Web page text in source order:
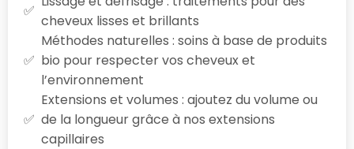
cheveux lisses et brillants
Méthodes naturelles : soins à base de produits
bio pour respecter vos cheveux et
l’environnement
Extensions et volumes : ajoutez du volume ou
de la longueur grâce à nos extensions
capillaires